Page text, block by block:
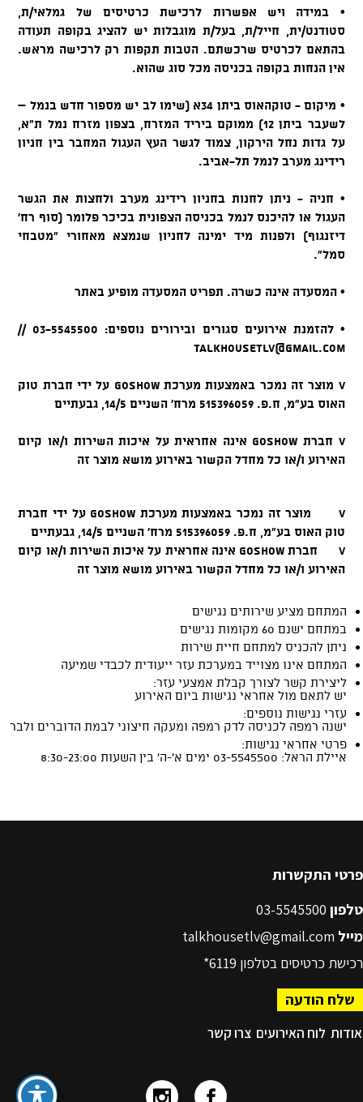
פרטי התקשרות
טלפון
מייל talkhousetlv@gmail.com
רכישת כרטיסים בטלפון 6119*
שלח הודעה
אודות לוח האירועים צרו קשר